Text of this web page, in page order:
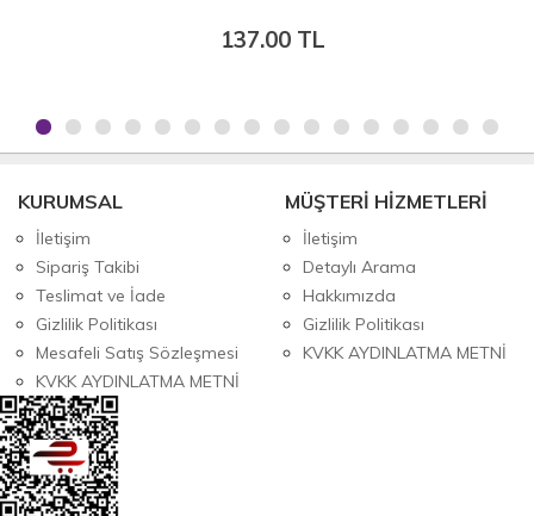
137.00 TL
KURUMSAL
İletişim
Sipariş Takibi
Teslimat ve İade
Gizlilik Politikası
Mesafeli Satış Sözleşmesi
KVKK AYDINLATMA METNİ
MÜŞTERİ HİZMETLERİ
İletişim
Detaylı Arama
Hakkımızda
Gizlilik Politikası
KVKK AYDINLATMA METNİ